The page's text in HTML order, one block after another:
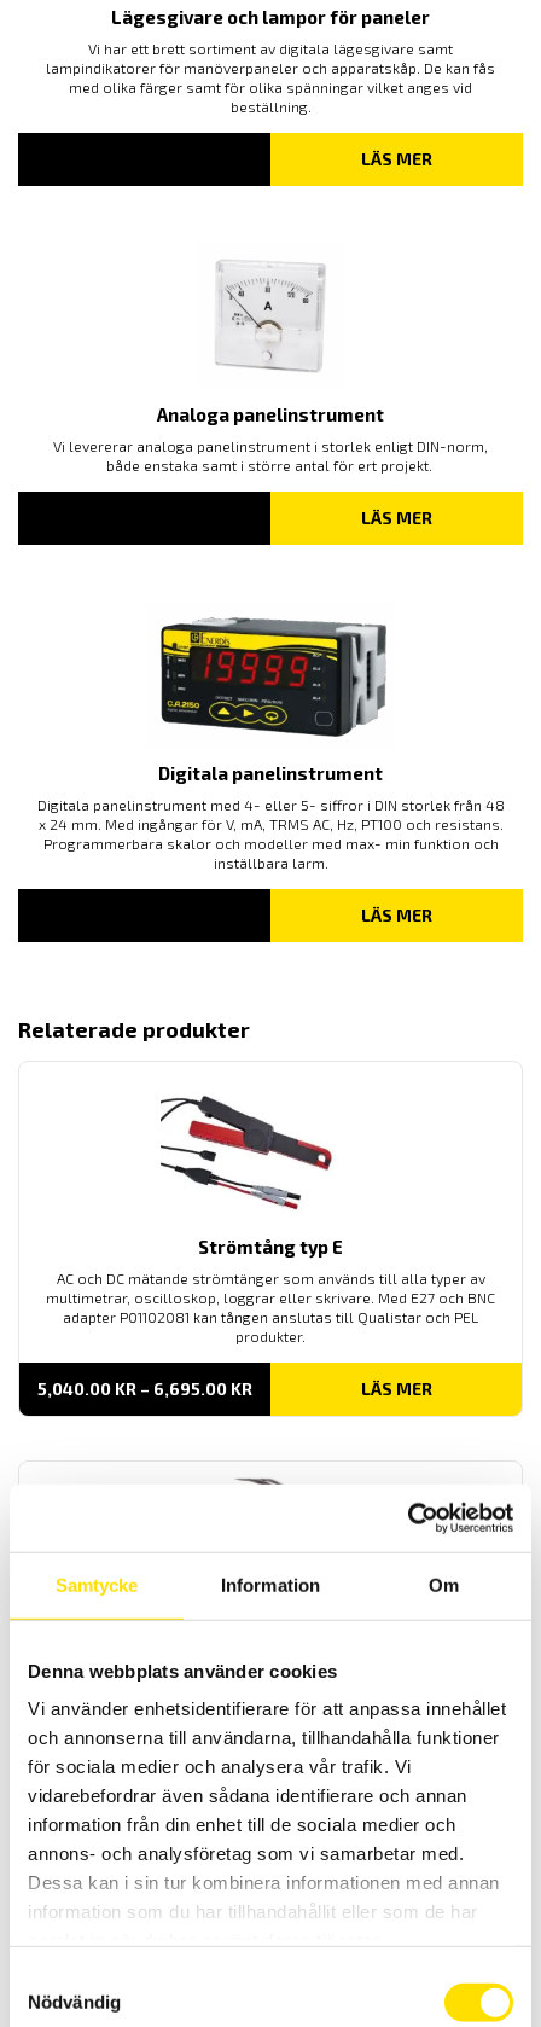
Samtycke Information Om
Denna webbplats använder cookies
Vi använder enhetsidentifierare för att anpassa innehållet
och annonserna till användarna, tillhandahålla funktioner
för sociala medier och analysera vår trafik. Vi
vidarebefordrar även sådana identifierare och annan
information från din enhet till de sociala medier och
annons- och analysföretag som vi samarbetar med.
Dessa kan i sin tur kombinera informationen med annan
information som du har tillhandahållit eller som de har
Nödvändig
Lägesgivare och lampor för paneler
Vi har ett brett sortiment av digitala lägesgivare samt
lampindikatorer för manöverpaneler och apparatskåp. De kan fås
med olika färger samt för olika spänningar vilket anges vid
beställning.
LÄS MER
Analoga panelinstrument
Vi levererar analoga panelinstrument i storlek enligt DIN-norm,
både enstaka samt i större antal för ert projekt.
LÄS MER
Digitala panelinstrument
Digitala panelinstrument med 4- eller 5- siffror i DIN storlek från 48
x 24 mm. Med ingångar för V, mA, TRMS AC, Hz, PT100 och resistans.
Programmerbara skalor och modeller med max- min funktion och
inställbara larm.
LÄS MER
Relaterade produkter
Strömtång typ E
AC och DC mätande strömtänger som används till alla typer av
multimetrar, oscilloskop, loggrar eller skrivare. Med E27 och BNC
adapter P01102081 kan tången anslutas till Qualistar och PEL
produkter.
5,040.00 KR – 6,695.00 KRPRISINTERVALL:
TILL
LÄS MER
CA6612 för att kontrollera fasföljd samt CA6611 för kontrioll av både
1,990.00KR LÄS MER
GX305, GX310 & GX320 Funktionsgeneratorer